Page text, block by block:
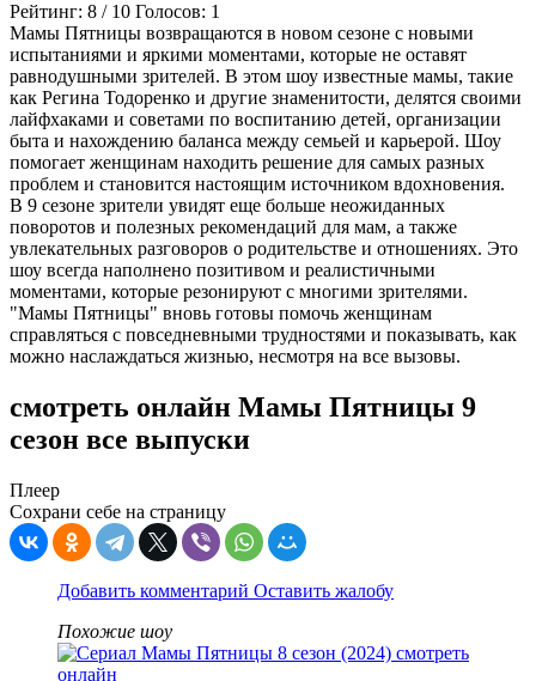
Рейтинг: 8 / 10 Голосов: 1
Мамы Пятницы возвращаются в новом сезоне с новыми
испытаниями и яркими моментами, которые не оставят
равнодушными зрителей. В этом шоу известные мамы, такие
как Регина Тодоренко и другие знаменитости, делятся своими
лайфхаками и советами по воспитанию детей, организации
быта и нахождению баланса между семьей и карьерой. Шоу
помогает женщинам находить решение для самых разных
проблем и становится настоящим источником вдохновения.
В 9 сезоне зрители увидят еще больше неожиданных
поворотов и полезных рекомендаций для мам, а также
увлекательных разговоров о родительстве и отношениях. Это
шоу всегда наполнено позитивом и реалистичными
моментами, которые резонируют с многими зрителями.
"Мамы Пятницы" вновь готовы помочь женщинам
справляться с повседневными трудностями и показывать, как
можно наслаждаться жизнью, несмотря на все вызовы.
смотреть онлайн Мамы Пятницы 9
сезон все выпуски
Плеер
Сохрани себе на страницу
Добавить комментарий Оставить жалобу
Похожие шоу